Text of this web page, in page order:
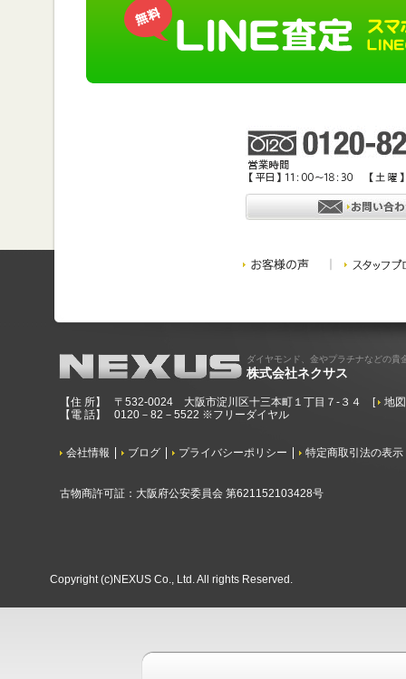
ダイヤモンド、金やプラチナなどの貴
株式会社ネクサス
【住 所】 〒532-0024 大阪市淀川区十三本町１丁目７-３４ [
地
【電 話】
0120－82－5522 ※フリーダイヤル
会社情報 ブログ プライバシーポリシー 特定商取引法の表示
古物商許可証：大阪府公安委員会 第621152103428号
Copyright (c)NEXUS Co., Ltd. All rights Reserved.